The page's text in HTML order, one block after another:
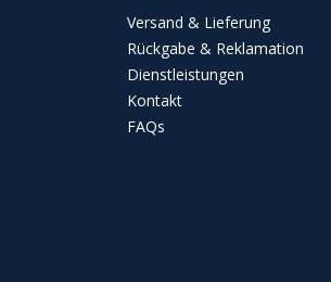
Versand & Lieferung
Rückgabe & Reklamation
Dienstleistungen
Kontakt
FAQs